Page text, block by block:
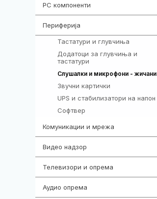
PC компоненти
Периферија
Тастатури и глувчиња
Додатоци за глувчиња и
тастатури
Слушалки и микрофони - жичани
Звучни картички
UPS и стабилизатори на напон
Софтвер
Комуникации и мрежа
Видео надзор
Телевизори и опрема
Аудио опрема